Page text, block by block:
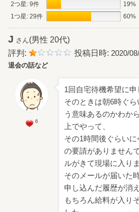
2つ星: 9件
19%
1つ星: 29件
60%
J さん(男性 20代)
評判:
投稿日時: 2020/
退会の話など
6
1回自宅待機希望に申
そのときは朝6時ぐ
う意味あるのかわか
上でやって、
その1時間後ぐらい
の要請がありません
ルがきて現場に入り
そのメールが届いた
申し込んだ履歴が消
もちろん給料が入り